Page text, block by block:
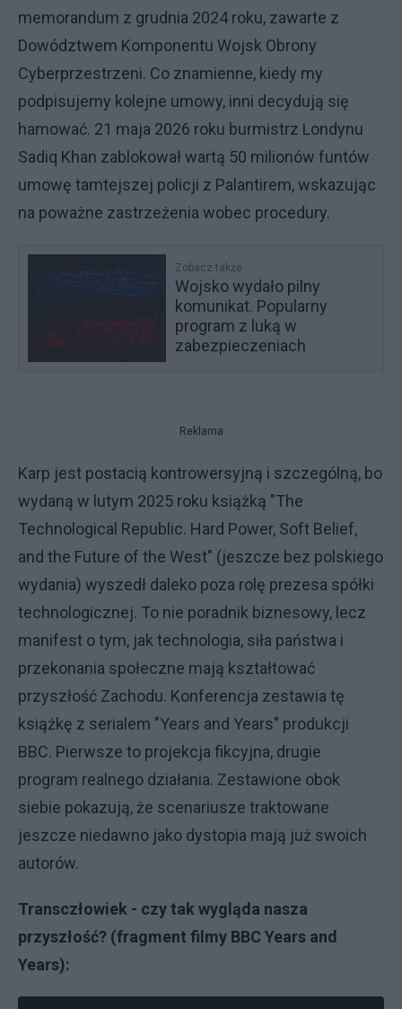
memorandum z grudnia 2024 roku, zawarte z
Dowództwem Komponentu Wojsk Obrony
Cyberprzestrzeni. Co znamienne, kiedy my
podpisujemy kolejne umowy, inni decydują się
hamować. 21 maja 2026 roku burmistrz Londynu
Sadiq Khan zablokował wartą 50 milionów funtów
umowę tamtejszej policji z Palantirem, wskazując
na poważne zastrzeżenia wobec procedury.
Zobacz także
Wojsko wydało pilny
komunikat. Popularny
program z luką w
zabezpieczeniach
Reklama
Karp jest postacią kontrowersyjną i szczególną, bo
wydaną w lutym 2025 roku książką "The
Technological Republic. Hard Power, Soft Belief,
and the Future of the West" (jeszcze bez polskiego
wydania) wyszedł daleko poza rolę prezesa spółki
technologicznej. To nie poradnik biznesowy, lecz
manifest o tym, jak technologia, siła państwa i
przekonania społeczne mają kształtować
przyszłość Zachodu. Konferencja zestawia tę
książkę z serialem "Years and Years" produkcji
BBC. Pierwsze to projekcja fikcyjna, drugie
program realnego działania. Zestawione obok
siebie pokazują, że scenariusze traktowane
jeszcze niedawno jako dystopia mają już swoich
autorów.
Transczłowiek - czy tak wygląda nasza
przyszłość? (fragment filmy BBC Years and
Years):